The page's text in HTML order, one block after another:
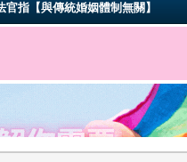
指【與傳統婚姻體制無關】